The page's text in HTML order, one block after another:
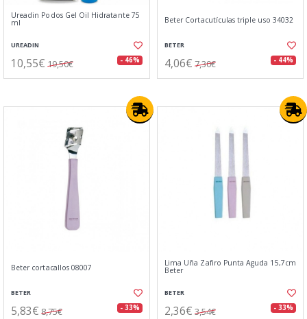
Ureadin Podos Gel Oil Hidratante 75
ml
UREADIN
10,55€ 19,50€ - 46%
Beter Cortacutículas triple uso 34032
BETER
4,06€ 7,30€ - 44%
Beter cortacallos 08007
BETER
5,83€ 8,75€ - 33%
Lima Uña Zafiro Punta Aguda 15,7cm
Beter
BETER
2,36€ 3,54€ - 33%